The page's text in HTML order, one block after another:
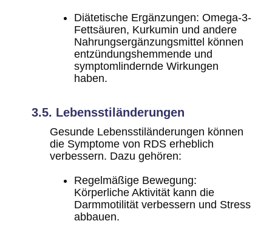
Diätetische Ergänzungen: Omega-3-
Fettsäuren, Kurkumin und andere
Nahrungsergänzungsmittel können
entzündungshemmende und
symptomlindernde Wirkungen
haben.
3.5. Lebensstiländerungen
Gesunde Lebensstiländerungen können
die Symptome von RDS erheblich
verbessern. Dazu gehören:
Regelmäßige Bewegung:
Körperliche Aktivität kann die
Darmmotilität verbessern und Stress
abbauen.